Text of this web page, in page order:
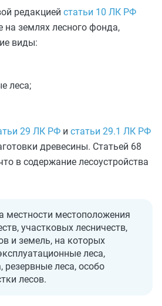
редакцией статьи 10 ЛК РФ
на землях лесного фонда,
виды:
леса;
29 ЛК РФ и статьи 29.1 ЛК РФ
древесины. Статьей 68
в содержание лесоустройства
местности местоположения
участковых лесничеств,
и земель, на которых
леса,
резервные леса, особо
лесов.